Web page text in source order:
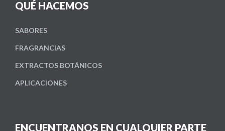
QUÉ HACEMOS
SABORES
FRAGRANCIAS
EXTRACTOS BOTÁNICOS
APLICACIONES
ENCUENTRANOS EN CUALQUIER PARTE